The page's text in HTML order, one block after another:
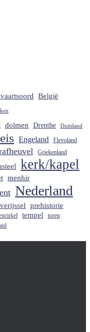
België
dolmen Drenthe Duitsland
Engeland Flevoland
Griekenland
kerk/kapel
menhir
Nederland
prehistorie
tempel toren